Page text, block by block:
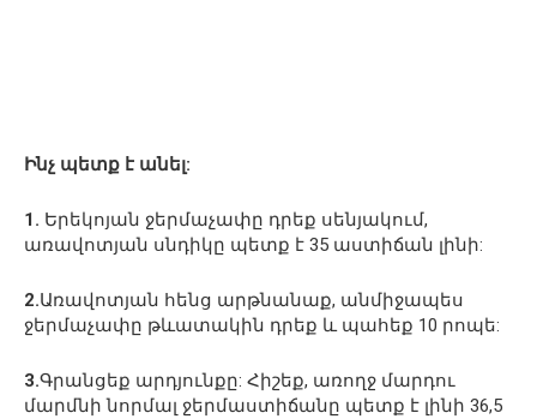
Ինչ պետք է անել:
1. Երեկոյան ջերմաչափը դրեք սենյակում,
առավոտյան սնդիկը պետք է 35 աստիճան լինի:
2.Առավոտյան հենց արթնանաք, անմիջապես
ջերմաչափը թևատակին դրեք և պահեք 10 րոպե:
3.Գրանցեք արդյունքը: Հիշեք, առողջ մարդու
մարմնի նորմալ ջերմաստիճանը պետք է լինի 36,5